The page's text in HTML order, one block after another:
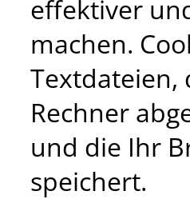
effektiver
machen.
Textdateien,
Rechner
und die Ihr
speichert.